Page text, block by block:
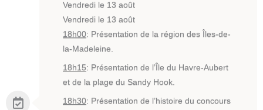
Vendredi le 13 août
Vendredi le 13 août
18h00: Présentation de la région des Îles-de-
la-Madeleine.
18h15: Présentation de l’Île du Havre-Aubert
et de la plage du Sandy Hook.
18h30: Présentation de l’histoire du concours